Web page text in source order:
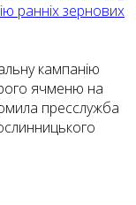
ранніх зернових
кампанію
ячменю на
пресслужба